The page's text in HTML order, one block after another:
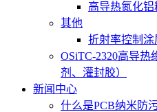
高导热氮化铝
其他
折射率控制
OSiTC-2320高导
剂、灌封胶）
新闻中心
什么是PCB纳米防